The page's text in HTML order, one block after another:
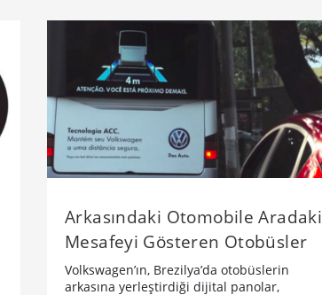
Arkasındaki Otomobile Aradaki
Mesafeyi Gösteren Otobüsler
Volkswagen’ın, Brezilya’da otobüslerin
arkasına yerleştirdiği dijital panolar,